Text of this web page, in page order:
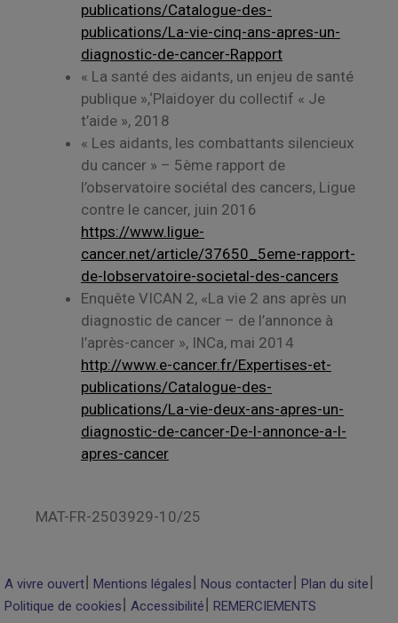
publications/Catalogue-des-
publications/La-vie-cinq-ans-apres-un-
diagnostic-de-cancer-Rapport
« La santé des aidants, un enjeu de santé
publique »,‘Plaidoyer du collectif « Je
t’aide », 2018
« Les aidants, les combattants silencieux
du cancer » – 5ème rapport de
l’observatoire sociétal des cancers, Ligue
contre le cancer, juin 2016
https://www.ligue-
cancer.net/article/37650_5eme-rapport-
de-lobservatoire-societal-des-cancers
Enquête VICAN 2, «La vie 2 ans après un
diagnostic de cancer – de l’annonce à
l’après-cancer », INCa, mai 2014
http://www.e-cancer.fr/Expertises-et-
publications/Catalogue-des-
publications/La-vie-deux-ans-apres-un-
diagnostic-de-cancer-De-l-annonce-a-l-
apres-cancer
MAT-FR-2503929-10/25
A vivre ouvert Mentions légales Nous contacter Plan du site
Politique de cookies
Accessibilité REMERCIEMENTS